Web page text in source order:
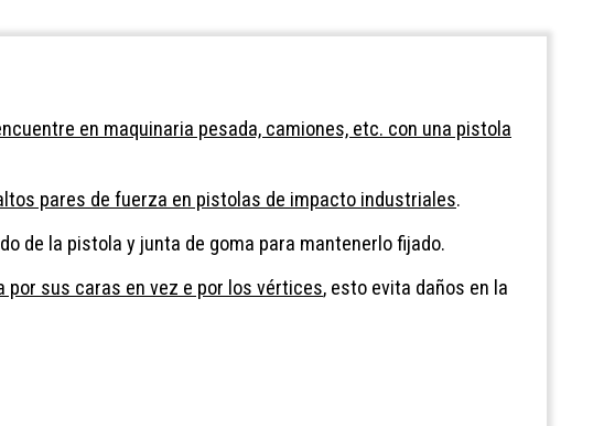
en maquinaria pesada, camiones, etc. con una pistola
pares de fuerza en pistolas de impacto industriales.
de la pistola y junta de goma para mantenerlo fijado.
por sus caras en vez e por los vértices, esto evita daños en la